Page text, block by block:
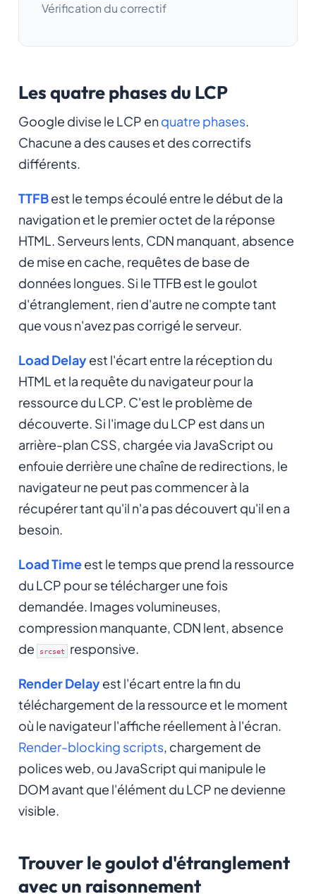
Vérification du correctif
Les quatre phases du LCP
Google divise le LCP enquatre phases.
Chacune a des causes et des correctifs
différents.
TTFBest le temps écoulé entre le début de la
navigation et le premier octet de la réponse
HTML. Serveurs lents, CDN manquant, absence
de mise en cache, requêtes de base de
données longues. Si le TTFB est le goulot
d'étranglement, rien d'autre ne compte tant
que vous n'avez pas corrigé le serveur.
Load Delayest l'écart entre la réception du
HTML et la requête du navigateur pour la
ressource du LCP. C'est le problème de
découverte. Si l'image du LCP est dans un
arrière-plan CSS, chargée via JavaScript ou
enfouie derrière une chaîne de redirections, le
navigateur ne peut pas commencer à la
récupérer tant qu'il n'a pas découvert qu'il en a
besoin.
Load Timeest le temps que prend la ressource
du LCP pour se télécharger une fois
demandée. Images volumineuses,
compression manquante, CDN lent, absence
de
srcset responsive.
Render Delayest l'écart entre la fin du
téléchargement de la ressource et le moment
où le navigateur l'affiche réellement à l'écran.
Render-blocking scripts, chargement de
polices web, ou JavaScript qui manipule le
DOM avant que l'élément du LCP ne devienne
visible.
Trouver le goulot d'étranglement
avec un raisonnement